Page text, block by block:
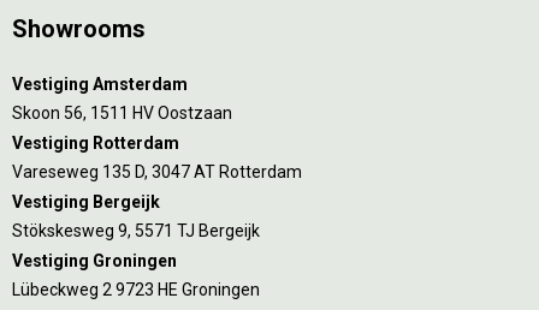
Showrooms
Vestiging Amsterdam
Skoon 56, 1511 HV Oostzaan
Vestiging Rotterdam
Vareseweg 135 D, 3047 AT Rotterdam
Vestiging Bergeijk
Stökskesweg 9, 5571 TJ Bergeijk
Vestiging Groningen
Lübeckweg 2 9723 HE Groningen